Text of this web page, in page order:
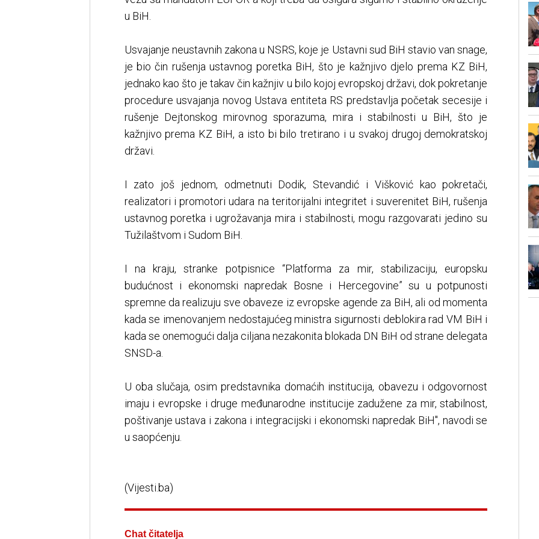
u BiH.
Usvajanje neustavnih zakona u NSRS, koje je Ustavni sud BiH stavio van snage,
je bio čin rušenja ustavnog poretka BiH, što je kažnjivo djelo prema KZ BiH,
jednako kao što je takav čin kažnjiv u bilo kojoj evropskoj državi, dok pokretanje
procedure usvajanja novog Ustava entiteta RS predstavlja početak secesije i
rušenje Dejtonskog mirovnog sporazuma, mira i stabilnosti u BiH, što je
kažnjivo prema KZ BiH, a isto bi bilo tretirano i u svakoj drugoj demokratskoj
državi.
I zato još jednom, odmetnuti Dodik, Stevandić i Višković kao pokretači,
realizatori i promotori udara na teritorijalni integritet i suverenitet BiH, rušenja
ustavnog poretka i ugrožavanja mira i stabilnosti, mogu razgovarati jedino su
Tužilaštvom i Sudom BiH.
I na kraju, stranke potpisnice “Platforma za mir, stabilizaciju, europsku
budućnost i ekonomski napredak Bosne i Hercegovine” su u potpunosti
spremne da realizuju sve obaveze iz evropske agende za BiH, ali od momenta
kada se imenovanjem nedostajućeg ministra sigurnosti deblokira rad VM BiH i
kada se onemogući dalja ciljana nezakonita blokada DN BiH od strane delegata
SNSD-a.
U oba slučaja, osim predstavnika domaćih institucija, obavezu i odgovornost
imaju i evropske i druge međunarodne institucije zadužene za mir, stabilnost,
poštivanje ustava i zakona i integracijski i ekonomski napredak BiH", navodi se
u saopćenju.
(Vijesti.ba)
Chat čitatelja